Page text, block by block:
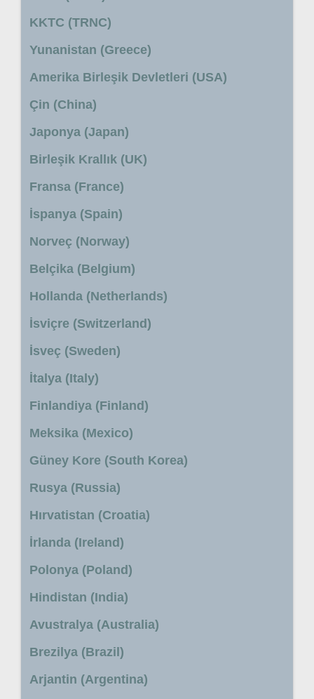
KKTC (TRNC)
Yunanistan (Greece)
Amerika Birleşik Devletleri (USA)
Çin (China)
Japonya (Japan)
Birleşik Krallık (UK)
Fransa (France)
İspanya (Spain)
Norveç (Norway)
Belçika (Belgium)
Hollanda (Netherlands)
İsviçre (Switzerland)
İsveç (Sweden)
İtalya (Italy)
Finlandiya (Finland)
Meksika (Mexico)
Güney Kore (South Korea)
Rusya (Russia)
Hırvatistan (Croatia)
İrlanda (Ireland)
Polonya (Poland)
Hindistan (India)
Avustralya (Australia)
Brezilya (Brazil)
Arjantin (Argentina)